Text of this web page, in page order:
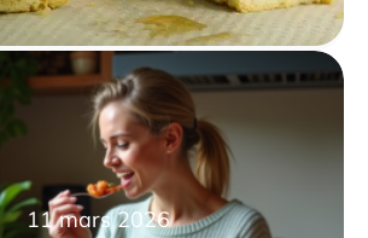
11 mars 2026